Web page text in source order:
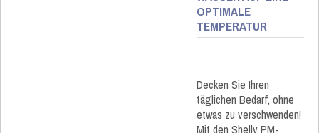
OPTIMALE
TEMPERATUR
Decken Sie Ihren
täglichen Bedarf, ohne
etwas zu verschwenden!
Mit den Shelly PM-